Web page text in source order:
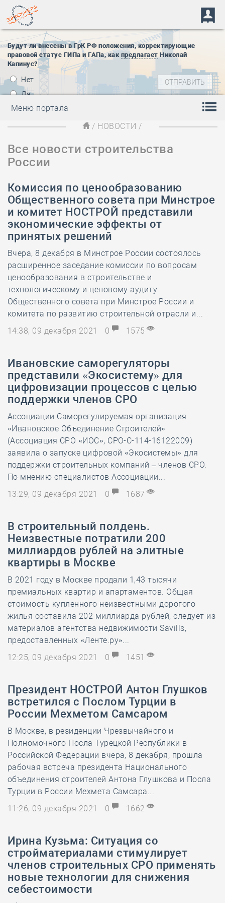
Будут ли внесены в ГрК РФ положения, корректирующие
правовой статус ГИПа и ГАПа, как предлагает Николай
Капинус?
Нет
Да
Меню портала
/ НОВОСТИ /
Все новости строительства
России
Комиссия по ценообразованию
Общественного совета при Минстрое
и комитет НОСТРОЙ представили
экономические эффекты от
принятых решений
Вчера, 8 декабря в Минстрое России состоялось
расширенное заседание комиссии по вопросам
ценообразования в строительстве и
технологическому и ценовому аудиту
Общественного совета при Минстрое России и
комитета по развитию строительной отрасли и...
14:38, 09 декабря 2021
0 1575
Ивановские саморегуляторы
представили «Экосистему» для
цифровизации процессов с целью
поддержки членов СРО
Ассоциации Саморегулируемая организация
«Ивановское Объединение Строителей»
(Ассоциация СРО «ИОС», СРО-С-114-16122009)
заявила о запуске цифровой «Экосистемы» для
поддержки строительных компаний – членов СРО.
По мнению специалистов Ассоциации...
13:29, 09 декабря 2021
0 1687
В строительный полдень.
Неизвестные потратили 200
миллиардов рублей на элитные
квартиры в Москве
В 2021 году в Москве продали 1,43 тысячи
премиальных квартир и апартаментов. Общая
стоимость купленного неизвестными дорогого
жилья составила 202 миллиарда рублей, следует из
материалов агентства недвижимости Savills,
предоставленных «Ленте.ру»...
12:25, 09 декабря 2021
0 1451
Президент НОСТРОЙ Антон Глушков
встретился с Послом Турции в
России Мехметом Самсаром
В Москве, в резиденции Чрезвычайного и
Полномочного Посла Турецкой Республики в
Российской Федерации вчера, 8 декабря, прошла
рабочая встреча президента Национального
объединения строителей Антона Глушкова и Посла
Турции в России Мехмета Самсара...
11:26, 09 декабря 2021
0 1662
Ирина Кузьма: Ситуация со
стройматериалами стимулирует
членов строительных СРО применять
новые технологии для снижения
себестоимости